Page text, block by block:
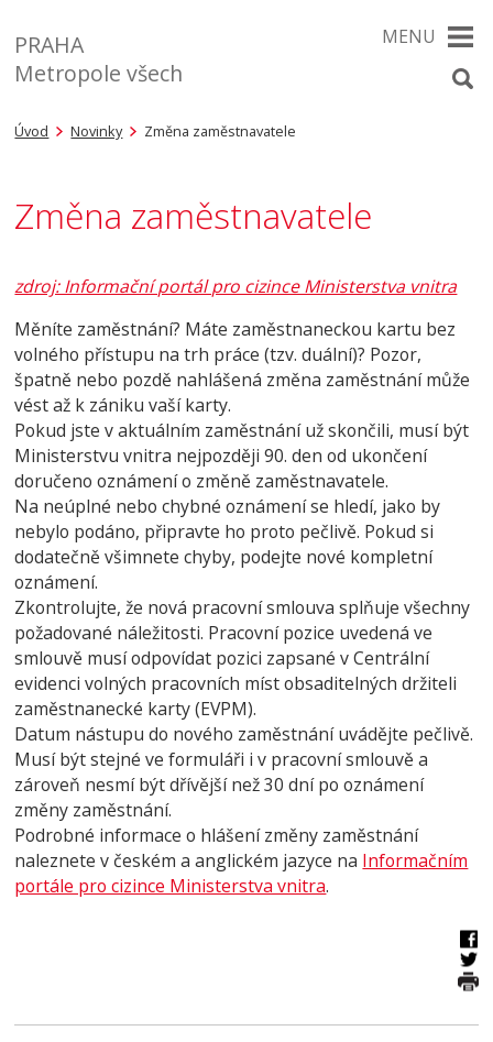
PRAHA
Metropole všech
MENU
Úvod Novinky Změna zaměstnavatele
Změna zaměstnavatele
zdroj: Informační portál pro cizince Ministerstva vnitra
Měníte zaměstnání? Máte zaměstnaneckou kartu bez
volného přístupu na trh práce (tzv. duální)? Pozor,
špatně nebo pozdě nahlášená změna zaměstnání může
vést až k zániku vaší karty.
Pokud jste v aktuálním zaměstnání už skončili, musí být
Ministerstvu vnitra nejpozději 90. den od ukončení
doručeno oznámení o změně zaměstnavatele.
Na neúplné nebo chybné oznámení se hledí, jako by
nebylo podáno, připravte ho proto pečlivě. Pokud si
dodatečně všimnete chyby, podejte nové kompletní
oznámení.
Zkontrolujte, že nová pracovní smlouva splňuje všechny
požadované náležitosti. Pracovní pozice uvedená ve
smlouvě musí odpovídat pozici zapsané v Centrální
evidenci volných pracovních míst obsaditelných držiteli
zaměstnanecké karty (EVPM).
Datum nástupu do nového zaměstnání uvádějte pečlivě.
Musí být stejné ve formuláři i v pracovní smlouvě a
zároveň nesmí být dřívější než 30 dní po oznámení
změny zaměstnání.
Podrobné informace o hlášení změny zaměstnání
naleznete v českém a anglickém jazyce na Informačním
portále pro cizince Ministerstva vnitra.